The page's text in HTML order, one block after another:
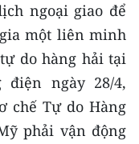
ngoại giao để
một liên minh
do hàng hải tại
điện ngày 28/4,
chế Tự do Hàng
phải vận động